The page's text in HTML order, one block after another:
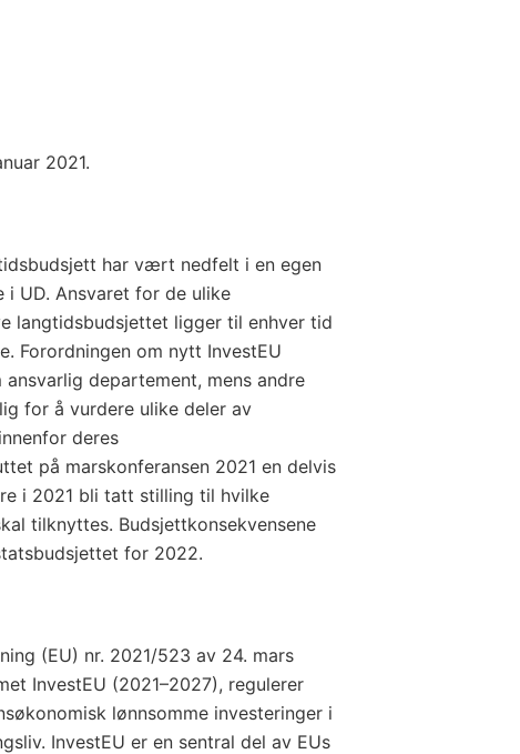
2021.
har vært nedfelt i en egen
i UD. Ansvaret for de ulike
langtidsbudsjettet ligger til enhver tid
Forordningen om nytt InvestEU
departement, mens andre
for å vurdere ulike deler av
deres
på marskonferansen 2021 en delvis
i 2021 bli tatt stilling til hvilke
tilknyttes. Budsjettkonsekvensene
for 2022.
(EU) nr. 2021/523 av 24. mars
InvestEU (2021–2027), regulerer
lønnsomme investeringer i
InvestEU er en sentral del av EUs